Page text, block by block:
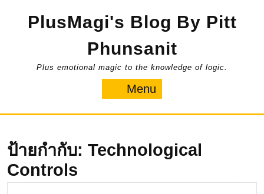
PlusMagi's Blog By Pitt
Phunsanit
Plus emotional magic to the knowledge of logic.
Menu
ป้ายกำกับ: Technological
Controls